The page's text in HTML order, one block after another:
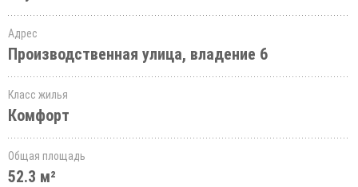
Адрес
Производственная улица, владение 6
Класс жилья
Комфорт
Общая площадь
52.3 м²